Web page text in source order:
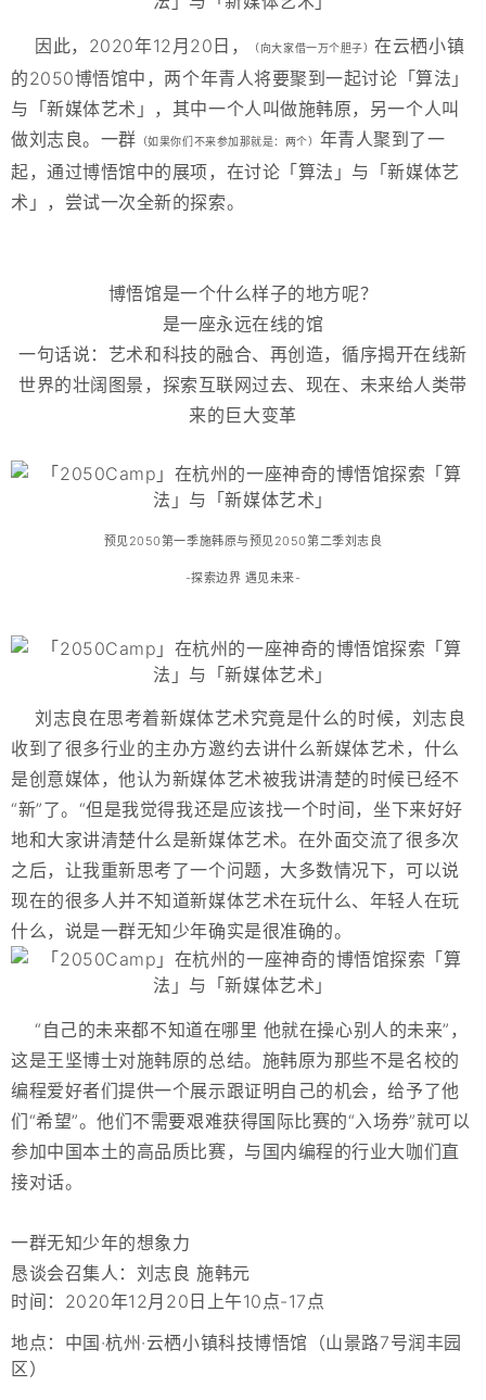
因此，2020年12月20日， （向大家借一万个胆子）在云栖小镇
的2050博悟馆中，两个年青人将要聚到一起讨论「算法」
与「新媒体艺术」，其中一个人叫做施韩原，另一个人叫
做刘志良。一群 （如果你们不来参加那就是：两个） 年青人聚到了一
起，通过博悟馆中的展项，在讨论「算法」与「新媒体艺
术」，尝试一次全新的探索。
博悟馆是一个什么样子的地方呢？
是一座永远在线的馆
一句话说：艺术和科技的融合、再创造，循序揭开在线新
世界的壮阔图景，探索互联网过去、现在、未来给人类带
来的巨大变革
预见2050第一季施韩原与预见2050第二季刘志良
-探索边界 遇见未来-
刘志良在思考着新媒体艺术究竟是什么的时候，刘志良
收到了很多行业的主办方邀约去讲什么新媒体艺术，什么
是创意媒体，他认为新媒体艺术被我讲清楚的时候已经不
“新”了。“但是我觉得我还是应该找一个时间，坐下来好好
地和大家讲清楚什么是新媒体艺术。在外面交流了很多次
之后，让我重新思考了一个问题，大多数情况下，可以说
现在的很多人并不知道新媒体艺术在玩什么、年轻人在玩
什么，说是一群无知少年确实是很准确的。
“自己的未来都不知道在哪里 他就在操心别人的未来”，
这是王坚博士对施韩原的总结。施韩原为那些不是名校的
编程爱好者们提供一个展示跟证明自己的机会，给予了他
们“希望”。他们不需要艰难获得国际比赛的“入场券”就可以
参加中国本土的高品质比赛，与国内编程的行业大咖们直
接对话。
一群无知少年的想象力
恳谈会召集人：刘志良 施韩元
时间：2020年12月20日上午10点-17点
地点：中国·杭州·云栖小镇科技博悟馆（山景路7号润丰园
区）